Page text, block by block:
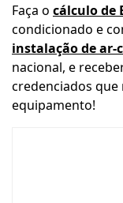
Faça o cálculo de
condicionado e
instalação de ar-
nacional, e
credenciados
equipamento!